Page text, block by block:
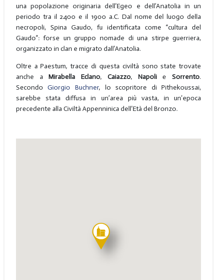
una popolazione originaria dell’Egeo e dell’Anatolia in un
periodo tra il 2400 e il 1900 a.C. Dal nome del luogo della
necropoli, Spina Gaudo, fu identificata come “cultura del
Gaudo”: forse un gruppo nomade di una stirpe guerriera,
organizzato in clan e migrato dall’Anatolia.
Oltre a Paestum, tracce di questa civiltà sono state trovate
anche aMirabella Eclano, Caiazzo, Napoli eSorrento.
SecondoGiorgio Buchner, lo scopritore di Pithekoussai,
sarebbe stata diffusa in un’area più vasta, in un’epoca
precedente alla Civiltà Appenninica dell’Età del Bronzo.